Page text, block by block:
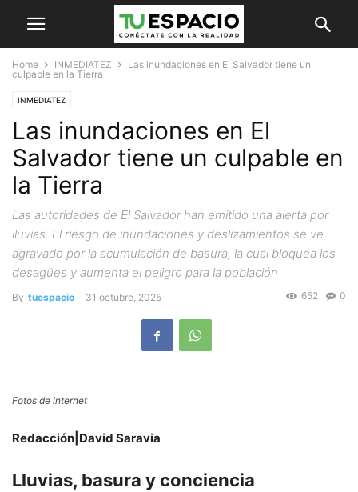
Home INMEDIATEZ
Las inundaciones en El Salvador tiene un
culpable en la Tierra
INMEDIATEZ
Las inundaciones en El
Salvador tiene un culpable en
la Tierra
Las autoridades de El Salvador han emitido una alerta por
lluvias. El riesgo de inundaciones y deslizamientos se ve
agravado por la acumulación de basura, la cual bloquea los
desagües y aumenta el peligro para la población
By tuespacio - 31 octubre, 2025 0
652
Fotos de internet
Redacción|David Saravia
Lluvias, basura y conciencia